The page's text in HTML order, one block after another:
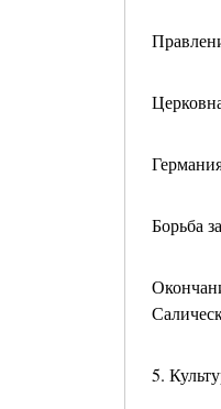
Борьба
5.